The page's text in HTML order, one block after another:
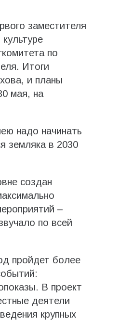
заместителя
по
Итоги
и планы
мая, на
надо начинать
земляка в 2030
создан
–
по всей
пройдет более
В проект
деятели
крупных